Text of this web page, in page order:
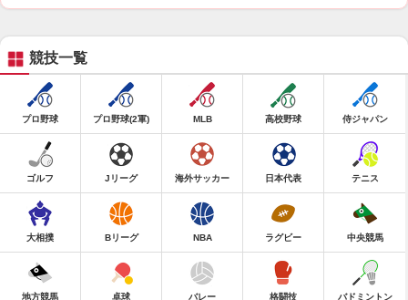
競技一覧
プロ野球 プロ野球(2軍) MLB 高校野球 侍ジャパン
ゴルフ Jリーグ 海外サッカー 日本代表 テニス
大相撲 Bリーグ NBA ラグビー 中央競馬
地方競馬 卓球 バレー 格闘技 バドミントン